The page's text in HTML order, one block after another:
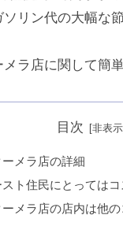
リン代の大幅な
ラ店に関して簡
目次
メラ店の詳細
ト住民にとっては
メラ店の店内は他